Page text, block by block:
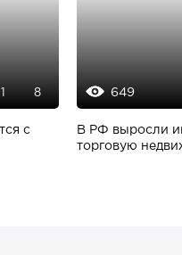
8
с
649
В РФ выросли
торговую